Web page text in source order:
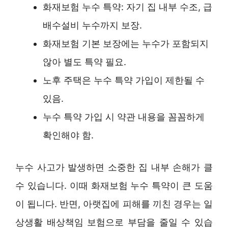
화재보험 누수 특약: 자기 집 내부 수조, 급
배수설비 누수까지 보장.
화재보험 기본 보장에는 누수가 포함되지
않아 별도 특약 필요.
노후 주택은 누수 특약 가입이 제한될 수
있음.
누수 특약 가입 시 약관 내용을 꼼꼼하게
확인해야 함.
누수 사고가 발생하면 소중한 집 내부 손해가 클
수 있습니다. 이때 화재보험 누수 특약이 큰 도움
이 됩니다. 반면, 아랫집에 피해를 끼친 경우는 일
상생활 배상책임 보험으로 부담을 줄일 수 있습